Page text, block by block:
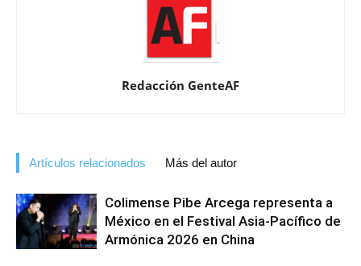
Redacción GenteAF
Artículos relacionados Más del autor
Colimense Pibe Arcega representa a
México en el Festival Asia-Pacífico de
Armónica 2026 en China